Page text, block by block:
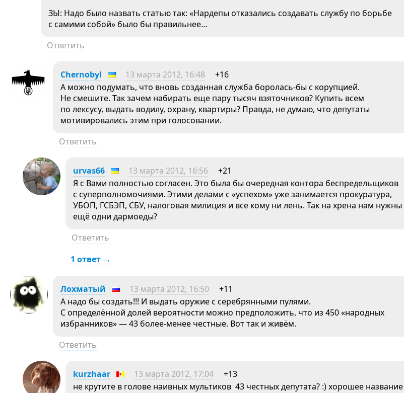
ЗЫ: Надо было назвать статью так: «Нардепы отказались создавать службу по борьбе
с самими собой» было бы правильнее…
Ответить
Chernobyl 13 марта 2012, 16:48
+16
А можно подумать, что вновь созданная служба боролась-бы с корупцией.
Не смешите. Так зачем набирать еще пару тысяч взяточников? Купить всем
по лексусу, выдать водилу, охрану, квартиры? Правда, не думаю, что депутаты
мотивировались этим при голосовании.
Ответить
urvas66 13 марта 2012, 16:56
+21
Я с Вами полностью согласен. Это была бы очередная контора беспредельщиков
с суперполномочиями. Этими делами с «успехом» уже занимается прокуратура,
УБОП, ГСБЭП, СБУ, налоговая милиция и все кому ни лень. Так на хрена нам нужны
ещё одни дармоеды?
Ответить
1 ответ →
Лохматый 13 марта 2012, 16:50
+11
А надо бы создать!!! И выдать оружие с серебрянными пулями.
С определённой долей вероятности можно предположить, что из 450 «народных
избранников» — 43 более-менее честные. Вот так и живём.
Ответить
kurzhaar 13 марта 2012, 17:04
+13
не крутите в голове наивных мультиков 43 честных депутата? :) хорошее название